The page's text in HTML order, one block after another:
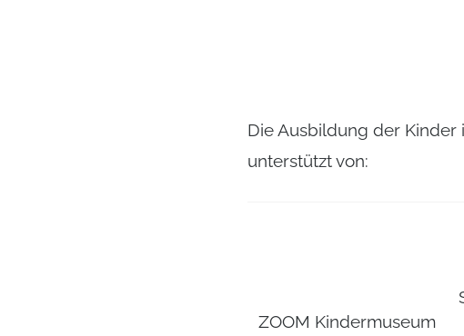
Die Ausbildung der
unterstützt von:
ZOOM Kindermuseum